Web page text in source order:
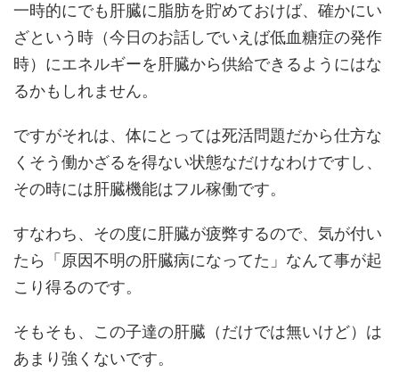
一時的にでも肝臓に脂肪を貯めておけば、確かにい
ざという時（今日のお話しでいえば低血糖症の発作
時）にエネルギーを肝臓から供給できるようにはな
るかもしれません。
ですがそれは、体にとっては死活問題だから仕方な
くそう働かざるを得ない状態なだけなわけですし、
その時には肝臓機能はフル稼働です。
すなわち、その度に肝臓が疲弊するので、気が付い
たら「原因不明の肝臓病になってた」なんて事が起
こり得るのです。
そもそも、この子達の肝臓（だけでは無いけど）は
あまり強くないです。